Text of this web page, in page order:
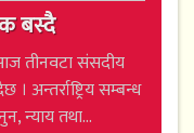
बस्दै
तीनवटा संसदीय
अन्तर्राष्ट्रिय सम्बन्ध
न्याय तथा...